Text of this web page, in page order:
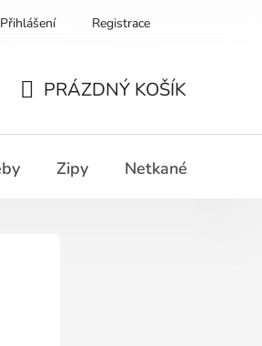
Přihlášení Registrace
KOŠÍK
PRÁZDNÝ KOŠÍK
Zipy Netkané textilie